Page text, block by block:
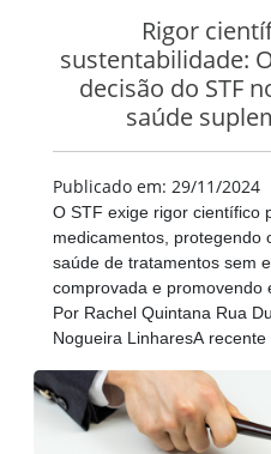
Rigor
sustentabilidade:
decisão do STF
saúde
Publicado em: 29/11/2024
O STF exige rigor científico
medicamentos, protegendo
saúde de tratamentos sem
comprovada e promovendo
Por Rachel Quintana Rua
Nogueira LinharesA